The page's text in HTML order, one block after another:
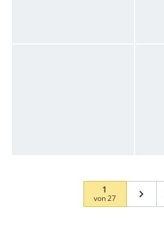
1
von27